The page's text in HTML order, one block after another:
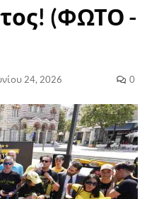
(ΦΩΤΟ -
24, 2026 0